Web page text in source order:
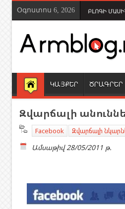
Օգոստոս 6, 2026 ԲԼՈԳԻ
ԿԱՅՔԵՐ ԾՐԱԳՐԵՐ
Զվարճալի
Facebook Զվարճալի
Ամսաթիվ 28/05/2011 թ.